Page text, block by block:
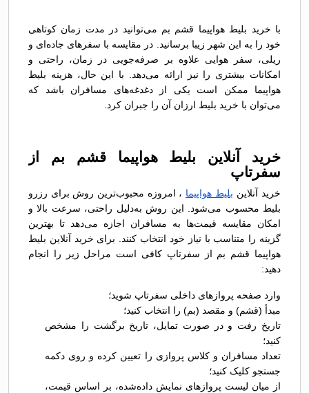
با خرید بلیط هواپیما قشم بم می‌توانید در مدت زمان کوتاهی
خود را به این شهر زیبا برسانید. در مقایسه با سفرهای جاده‌ای و
ریلی، سفر هوایی علاوه بر صرفه‌جویی در زمان، راحتی و
امکانات بیشتری را نیز ارائه می‌دهد. با این حال، هزینه بلیط
هواپیما ممکن است یکی از دغدغه‌های مسافران باشد که
می‌توان با خرید بلیط ارزان آن را جبران کرد.
خرید آنلاین بلیط هواپیما قشم بم از
سفرتاپ
خرید آنلاین بلیط هواپیما ، امروزه محبوب‌ترین روش برای رزرو
بلیط محسوب می‌شود. این روش به‌دلیل راحتی، سرعت بالا و
امکان مقایسه قیمت‌ها به مسافران اجازه می‌دهد تا بهترین
گزینه را متناسب با نیاز خود انتخاب کنند. برای خرید آنلاین بلیط
هواپیما قشم بم از سفرتاپ کافی است مراحل زیر را انجام
دهید:
وارد صفحه پروازهای داخلی سفرتاپ شوید؛
مبدأ (قشم) و مقصد (بم) را انتخاب کنید؛
تاریخ رفت و در صورت تمایل، تاریخ برگشت را مشخص
کنید؛
تعداد مسافران و کلاس پروازی را تعیین کرده و روی دکمه
جستجو کلیک کنید؛
از میان لیست پروازهای نمایش داده‌شده، بر اساس قیمت،